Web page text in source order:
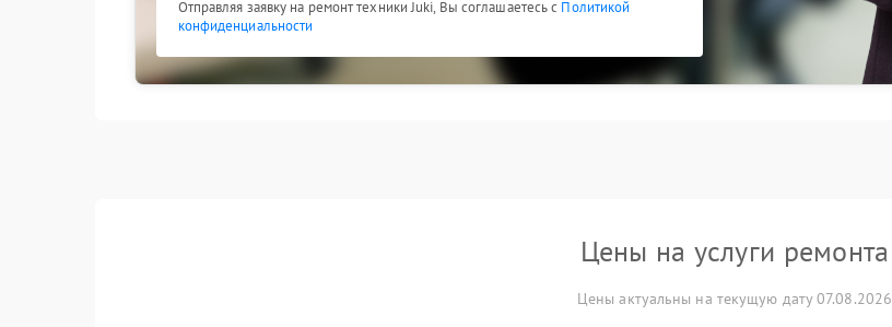
Отправляя заявку на ремонт техники Juki, Вы соглашаетесь с Политикой
конфиденциальности
Цены на услуги ремонта
Цены актуальны на текущую дату 07.08.2026